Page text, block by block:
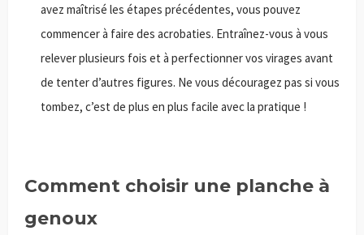
avez maîtrisé les étapes précédentes, vous pouvez
commencer à faire des acrobaties. Entraînez-vous à vous
relever plusieurs fois et à perfectionner vos virages avant
de tenter d’autres figures. Ne vous découragez pas si vous
tombez, c’est de plus en plus facile avec la pratique !
Comment choisir une planche à
genoux